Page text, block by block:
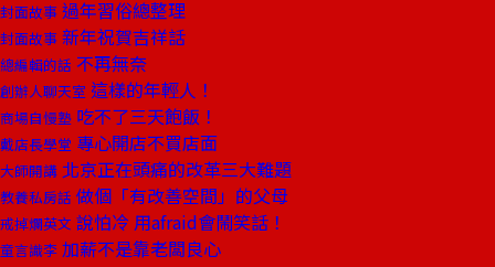
封面故事 過年習俗總整理
封面故事 新年祝賀吉祥話
總編輯的話 不再無奈
創辦人聊天室 這樣的年輕人！
商場自慢塾 吃不了三天飽飯！
戴店長學堂 專心開店不買店面
大師開講 北京正在頭痛的改革三大難題
教養私房話 做個「有改善空間」的父母
戒掉爛英文 說怕冷 用afraid會鬧笑話！
童言識李 加薪不是靠老闆良心